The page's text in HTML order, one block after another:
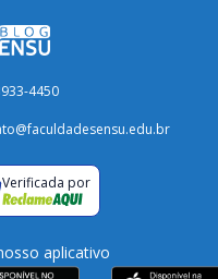
4450
Verificada por
aplicativo